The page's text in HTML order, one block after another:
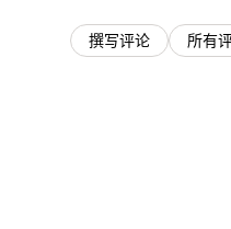
撰写评论 所有